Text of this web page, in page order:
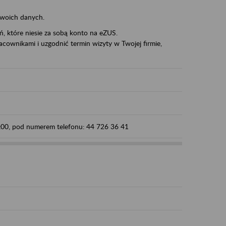
danych.
które niesie za sobą konto na eZUS.
i uzgodnić termin wizyty w Twojej firmie,
pod numerem telefonu: 44 726 36 41